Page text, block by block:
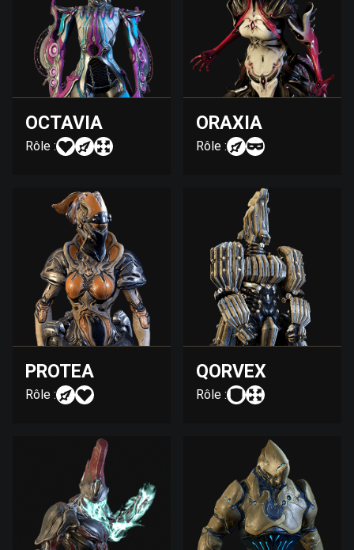
OCTAVIA
Rôle :
ORAXIA
Rôle :
PROTEA
Rôle :
QORVEX
Rôle :